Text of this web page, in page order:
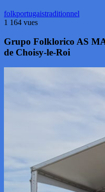
folkportugaistraditionnel
1 164 vues
Grupo Folklorico AS
de Choisy-le-Roi